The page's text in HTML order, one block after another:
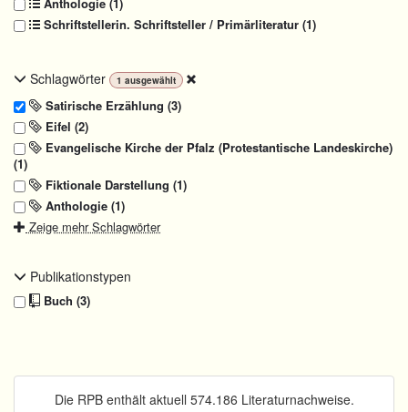
Schriftstellerin. Schriftsteller / Primärliteratur (1)
Schlagwörter 1 ausgewählt
Satirische Erzählung (3)
Eifel (2)
Evangelische Kirche der Pfalz (Protestantische Landeskirche)
(1)
Fiktionale Darstellung (1)
Anthologie (1)
Zeige mehr Schlagwörter
Publikationstypen
Buch (3)
Die RPB enthält aktuell 574.186 Literaturnachweise.